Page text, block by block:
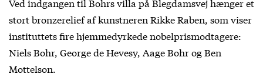
stort bronzerelief af kunstneren Rikke Raben, som viser
instituttets fire hjemmedyrkede nobelprismodtagere:
Niels Bohr, George de Hevesy, Aage Bohr og Ben
Mottelson.